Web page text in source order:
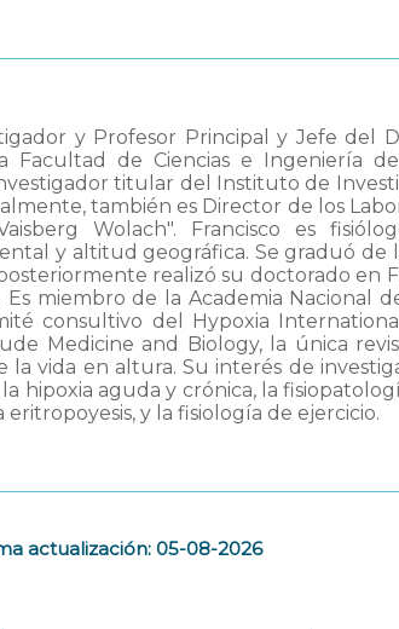
y Profesor Principal y Jefe del
Facultad de Ciencias e Ingeniería
titular del Instituto de
también es Director de los
Wolach". Francisco es
y altitud geográfica. Se graduó de
realizó su doctorado en
miembro de la Academia Nacional
consultivo del Hypoxia
Medicine and Biology, la única
la vida en altura. Su interés de
hipoxia aguda y crónica, la
y la fisiología de ejercicio.
actualización: 05-08-2026